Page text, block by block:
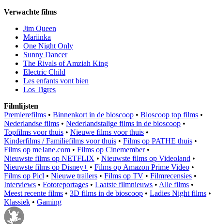
Verwachte films
Jim Queen
Mariinka
One Night Only
Sunny Dancer
The Rivals of Amziah King
Electric Child
Les enfants vont bien
Los Tigres
Filmlijsten
Premierefilms • Binnenkort in de bioscoop • Bioscoop top films •
Nederlandse films • Nederlandstalige films in de bioscoop •
Topfilms voor thuis • Nieuwe films voor thuis •
Kinderfilms / Familiefilms voor thuis • Films op PATHE thuis •
Films op meJane.com • Films op Cinemember•
Nieuwste films op NETFLIX • Nieuwste films op Videoland •
Nieuwste films op Disney+ • Films op Amazon Prime Video •
Films op Picl • Nieuwe trailers • Films op TV • Filmrecensies •
Interviews • Fotoreportages • Laatste filmnieuws • Alle films •
Meest recente films • 3D films in de bioscoop • Ladies Night films •
Klassiek • Gaming